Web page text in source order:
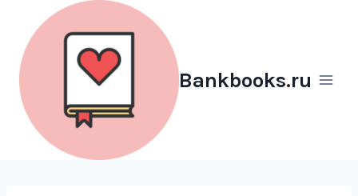
Перейти
содержимому
Bankbooks.ru